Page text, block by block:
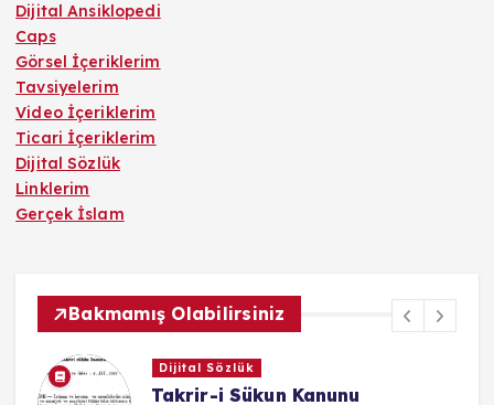
Dijital Ansiklopedi
Caps
Görsel İçeriklerim
Tavsiyelerim
Video İçeriklerim
Ticari İçeriklerim
Dijital Sözlük
Linklerim
Gerçek İslam
Bakmamış Olabilirsiniz
Dijital Sözlük
Takrir-i Sükun Kanunu